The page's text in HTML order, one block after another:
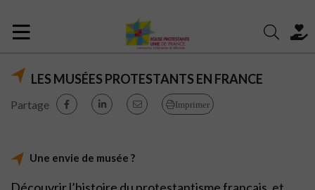
LES MUSÉES PROTESTANTS EN FRANCE
Partage Imprimer
Une envie de musée ?